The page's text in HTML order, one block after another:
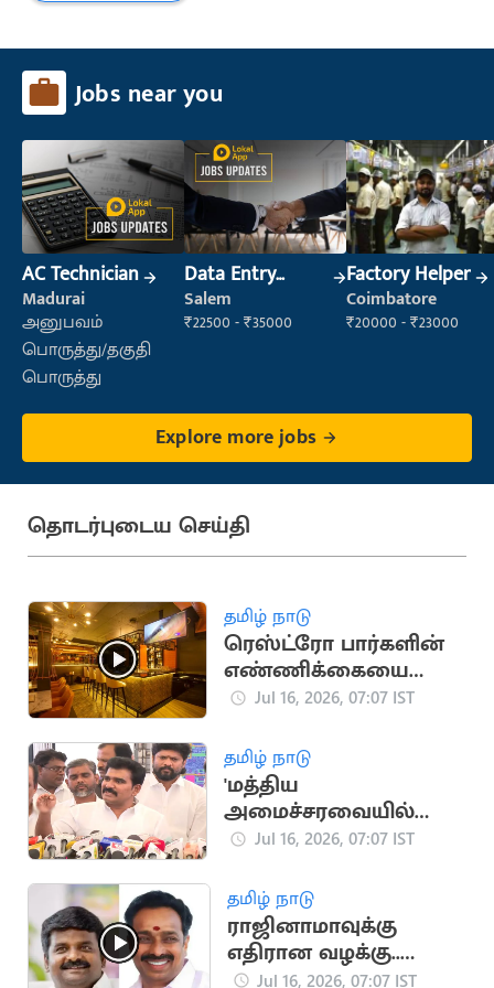
Jobs near you
AC Technician
Madurai
அனுபவம்
பொருத்து/தகுதி
பொருத்து
Data Entry
Operator
Salem
₹22500 - ₹35000
Factory Helper
Coimbatore
₹20000 - ₹23000
Explore more jobs
தொடர்புடைய செய்தி
தமிழ் நாடு
ரெஸ்ட்ரோ பார்களின்
எண்ணிக்கையை
அதிகரிக்க TN அரசு
Jul 16, 2026, 07:07 IST
தமிழ் நாடு
'மத்திய
அமைச்சரவையில்
ஸ்டாலின், பழனிசாமி
Jul 16, 2026, 07:07 IST
தமிழ் நாடு
ராஜினாமாவுக்கு
எதிரான வழக்கு..
விஜயபாஸ்கர்கள்
Jul 16, 2026, 07:07 IST